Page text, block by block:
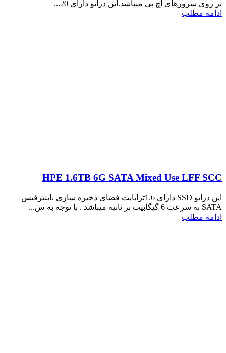
بر روی سرورهای اچ پی میباشد.این درایو دارای 20...
ادامه مطلب
HPE 1.6TB 6G SATA Mixed Use LFF SCC
این درایو SSD دارای 1.6ترابایت فضای ذخیره سازی ،اینترفیس
SATA به سرعت 6 گیگابیت بر ثانیه میباشد . با توجه به س...
ادامه مطلب